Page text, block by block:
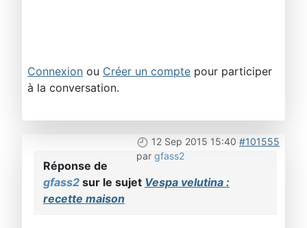
Connexion ou Créer un compte pour participer
à la conversation.
12 Sep 2015 15:40 #101555
par gfass2
Réponse de
gfass2 sur le sujet Vespa velutina :
recette maison